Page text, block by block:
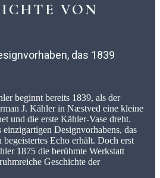
VON
das 1839
beginnt bereits 1839, als der
J. Kähler in Næstved eine kleine
und die erste Kähler-Vase dreht.
Designvorhabens, das
Echo erhält. Doch erst
1875 die berühmte Werkstatt
Geschichte der